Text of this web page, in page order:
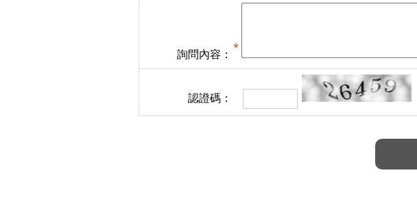
詢問內容：
認證碼：